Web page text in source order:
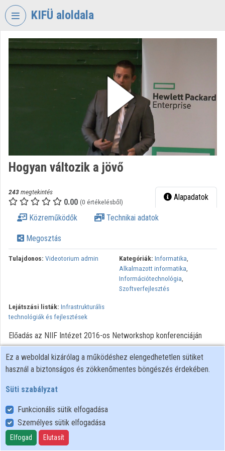
Fejléc kihagyása
KIFÜ aloldala
VIDEO TORIUM
KORMÁNYZATI
Intézményi felfedezés
Kategóriák
Intézményi listák
Intézmények
Közreműködők
Hogyan változik a jövő
243megtekintés
0.00 (0 értékelésből) Alapadatok
Közreműködők Technikai adatok
Megosztás
Tulajdonos: Videotorium admin Kategóriák: Informatika,
Alkalmazott informatika,
Információtechnológia,
Szoftverfejlesztés
Lejátszási listák: Infrastrukturális
technológiák és fejlesztések
Előadás az NIIF Intézet 2016-os Networkshop konferenciáján
Felhasználói szabályzat
Adatkezelési tájékoztató
Süti szabályzat
Ez a weboldal kizárólag a működéshez elengedhetetlen sütiket
használ a biztonságos és zökkenőmentes böngészés érdekében.
Süti szabályzat
Funkcionális sütik elfogadása
Személyes sütik elfogadása
Elfogad Elutasít